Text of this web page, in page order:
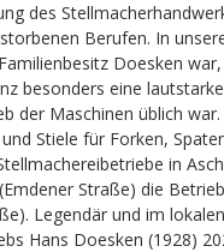
des
Berufen. In
Doesken
besonders eine
der Maschinen üblich
Stiele für Forken,
in
Straße) die
Legendär und im
Hans Doesken (1928)